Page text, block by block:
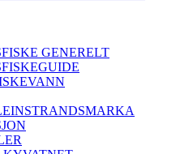
GENERELT